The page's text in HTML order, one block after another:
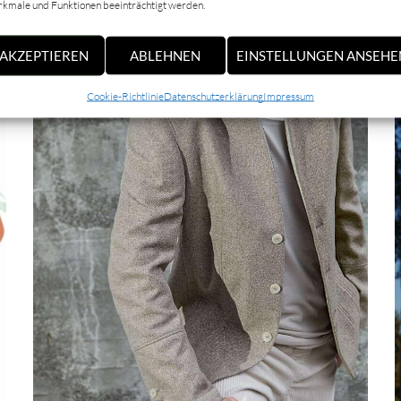
und Funktionen beeinträchtigt werden.
ABLEHNEN EINSTELLUNGEN
Cookie-RichtlinieDatenschutzerklärungImpressum